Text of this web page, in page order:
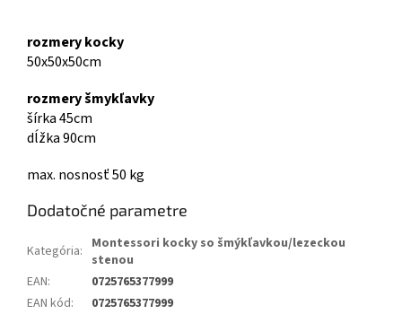
rozmery kocky
50x50x50cm
rozmery šmykľavky
šírka 45cm
dĺžka 90cm
max. nosnosť 50 kg
Dodatočné parametre
Kategória: Montessori kocky so šmýkľavkou/lezeckou
stenou
EAN:
0725765377999
EAN kód: 0725765377999